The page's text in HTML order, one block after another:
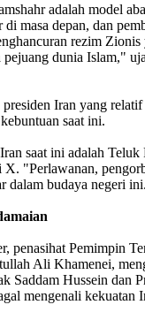
adalah model
masa depan, dan
rezim
pejuang dunia Islam,"
Iran yang
saat ini.
saat ini adalah Teluk
"Perlawanan,
dalam budaya negeri
penasihat Pemimpin
Ali Khamenei,
Saddam Hussein dan
mengenali kekuatan